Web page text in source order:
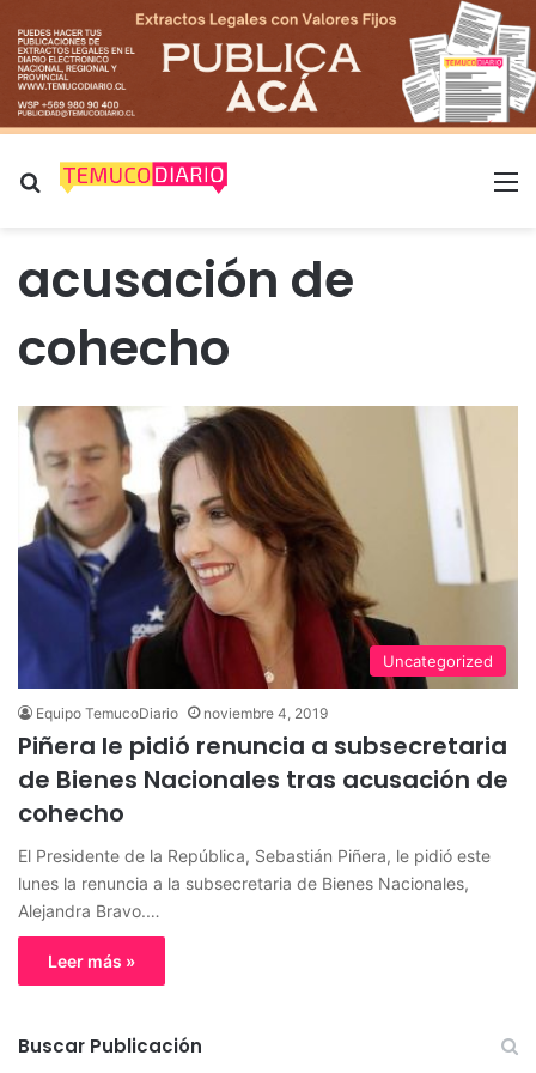
Buscar por
acusación de
cohecho
Uncategorized
Equipo TemucoDiario noviembre 4, 2019
Piñera le pidió renuncia a subsecretaria
de Bienes Nacionales tras acusación de
cohecho
El Presidente de la República, Sebastián Piñera, le pidió este
lunes la renuncia a la subsecretaria de Bienes Nacionales,
Alejandra Bravo.…
Leer más »
Buscar Publicación